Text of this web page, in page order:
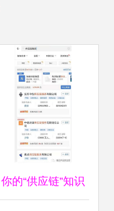
你的“供应链”知识